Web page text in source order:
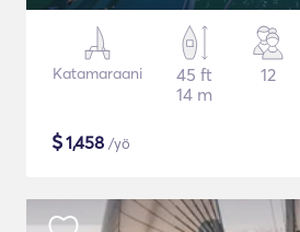
Katamaraani
45 ft
14 m
12
$1,458 /yö